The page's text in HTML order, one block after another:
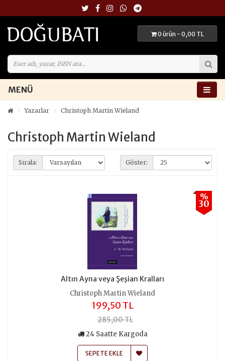
0 ürün - 0,00 TL
MENÜ
Yazarlar Christoph Martin Wieland
Christoph Martin Wieland
Sırala: Göster:
%
30
Altın Ayna veya Şeşian Kralları
Christoph Martin Wieland
199,50 TL
285,00 TL
24 Saatte Kargoda
SEPETE EKLE